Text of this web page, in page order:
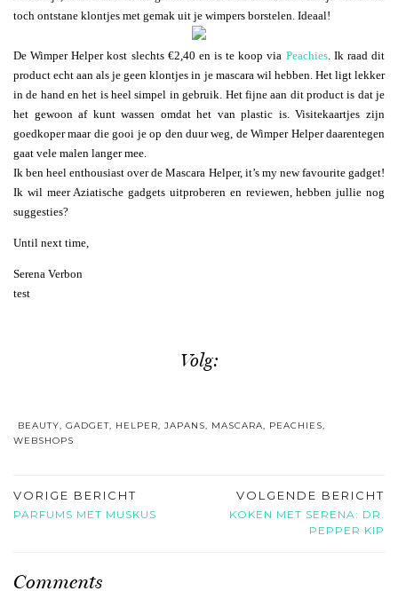
toch ontstane klontjes met gemak uit je wimpers borstelen. Ideaal!
De Wimper Helper kost slechts €2,40 en is te koop via Peachies. Ik raad dit
product echt aan als je geen klontjes in je mascara wil hebben. Het ligt lekker
in de hand en het is heel simpel in gebruik. Het fijne aan dit product is dat je
het gewoon af kunt wassen omdat het van plastic is. Visitekaartjes zijn
goedkoper maar die gooi je op den duur weg, de Wimper Helper daarentegen
gaat vele malen langer mee.
Ik ben heel enthousiast over de Mascara Helper, it’s my new favourite gadget!
Ik wil meer Aziatische gadgets uitproberen en reviewen, hebben jullie nog
suggesties?
Until next time,
Serena Verbon
test
Volg:
BEAUTY, GADGET, HELPER, JAPANS, MASCARA, PEACHIES,
WEBSHOPS
VORIGE BERICHT
PARFUMS MET MUSKUS
VOLGENDE BERICHT
KOKEN MET SERENA: DR.
PEPPER KIP
Comments